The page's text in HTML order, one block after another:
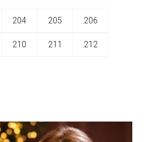
204 205 206
210 211 212